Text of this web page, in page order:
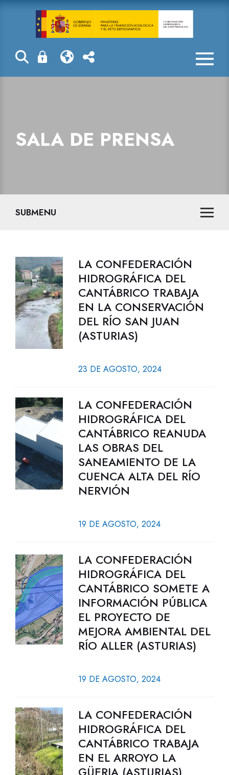
Sala de prensa
SALA DE PRENSA
SUBMENU
LA CONFEDERACIÓN
HIDROGRÁFICA DEL
CANTÁBRICO TRABAJA
EN LA CONSERVACIÓN
DEL RÍO SAN JUAN
(ASTURIAS)
23 DE AGOSTO, 2024
LA CONFEDERACIÓN
HIDROGRÁFICA DEL
CANTÁBRICO REANUDA
LAS OBRAS DEL
SANEAMIENTO DE LA
CUENCA ALTA DEL RÍO
NERVIÓN
19 DE AGOSTO, 2024
LA CONFEDERACIÓN
HIDROGRÁFICA DEL
CANTÁBRICO SOMETE A
INFORMACIÓN PÚBLICA
EL PROYECTO DE
MEJORA AMBIENTAL DEL
RÍO ALLER (ASTURIAS)
19 DE AGOSTO, 2024
LA CONFEDERACIÓN
HIDROGRÁFICA DEL
CANTÁBRICO TRABAJA
EN EL ARROYO LA